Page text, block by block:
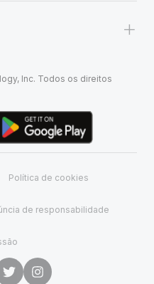
+
Inc. Todos os direitos
Política de cookies
de responsabilidade